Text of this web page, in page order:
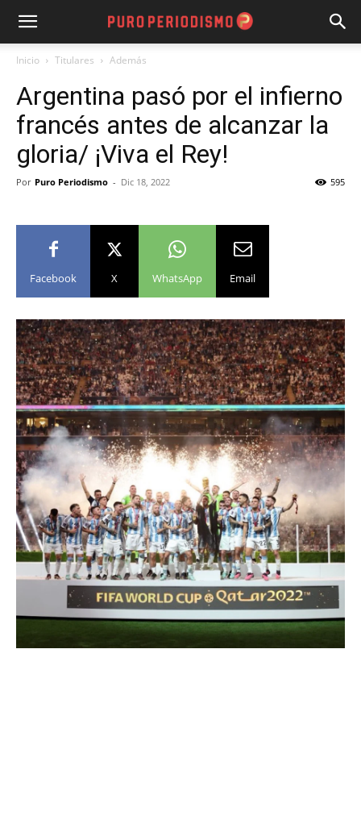
Inicio Titulares Además
Argentina pasó por el infierno
francés antes de alcanzar la
gloria/ ¡Viva el Rey!
Por Puro Periodismo - Dic 18, 2022 595
Facebook X WhatsApp Email